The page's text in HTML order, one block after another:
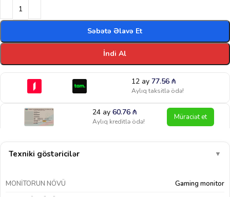
Səbətə Əlavə Et
İndi Al
12 ay 77.56 ₼
Aylıq taksitlə ödə!
24 ay60.76₼
Aylıq kreditlə ödə! Müraciət et
Texniki göstəricilər ▼
MONITORUN NÖVÜ
Gaming monitor